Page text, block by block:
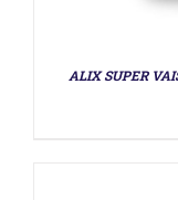
ALIX SUPER